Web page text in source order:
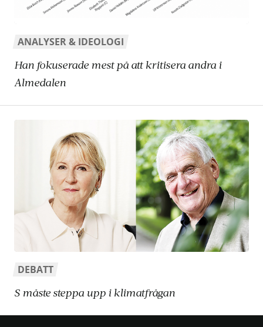
ANALYSER & IDEOLOGI
Han fokuserade mest på att kritisera andra i
Almedalen
DEBATT
S måste steppa upp i klimatfrågan